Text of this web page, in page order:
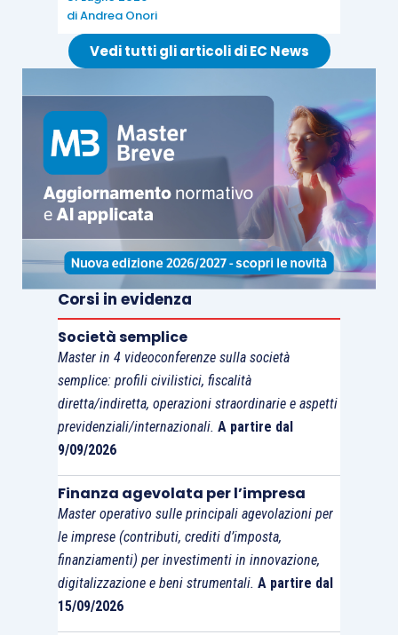
diAndrea Onori
Vedi tutti gli articoli di EC News
Corsi in evidenza
Società semplice
Master in 4 videoconferenze sulla società
semplice: profili civilistici, fiscalità
diretta/indiretta, operazioni straordinarie e aspetti
previdenziali/internazionali. A partire dal
9/09/2026
Finanza agevolata per l’impresa
Master operativo sulle principali agevolazioni per
le imprese (contributi, crediti d’imposta,
finanziamenti) per investimenti in innovazione,
digitalizzazione e beni strumentali. A partire dal
15/09/2026